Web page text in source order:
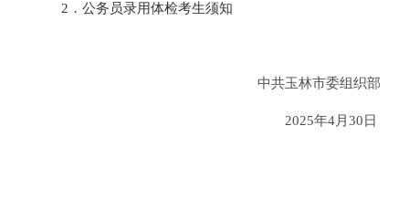
2．公务员录用体检考生须知
中共玉林市委组织部
2025年4月30日